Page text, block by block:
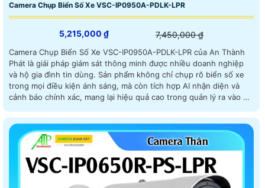
Camera Chụp Biển Số Xe VSC-IP0950A-PDLK-LPR
5,215,000 ₫ 7,450,000 ₫
Camera Chụp Biển Số Xe VSC-IP0950A-PDLK-LPR của An Thành
Phát là giải pháp giám sát thông minh được nhiều doanh nghiệp
và hộ gia đình tin dùng. Sản phẩm không chỉ chụp rõ biển số xe
trong mọi điều kiện ánh sáng, mà còn tích hợp AI nhận diện và
cảnh báo chính xác, mang lại hiệu quả cao trong quản lý ra vào và